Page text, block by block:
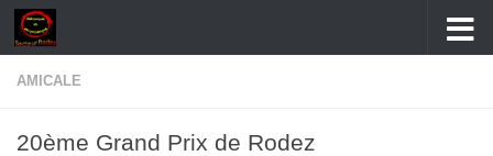
Skip to content
AMICALE
20ème Grand Prix de Rodez